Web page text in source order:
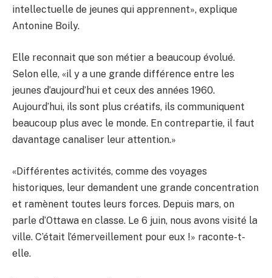
intellectuelle de jeunes qui apprennent», explique
Antonine Boily.
Elle reconnait que son métier a beaucoup évolué.
Selon elle, «il y a une grande différence entre les
jeunes d’aujourd’hui et ceux des années 1960.
Aujourd’hui, ils sont plus créatifs, ils communiquent
beaucoup plus avec le monde. En contrepartie, il faut
davantage canaliser leur attention.»
«Différentes activités, comme des voyages
historiques, leur demandent une grande concentration
et ramènent toutes leurs forces. Depuis mars, on
parle d’Ottawa en classe. Le 6 juin, nous avons visité la
ville. C’était l’émerveillement pour eux !» raconte-t-
elle.